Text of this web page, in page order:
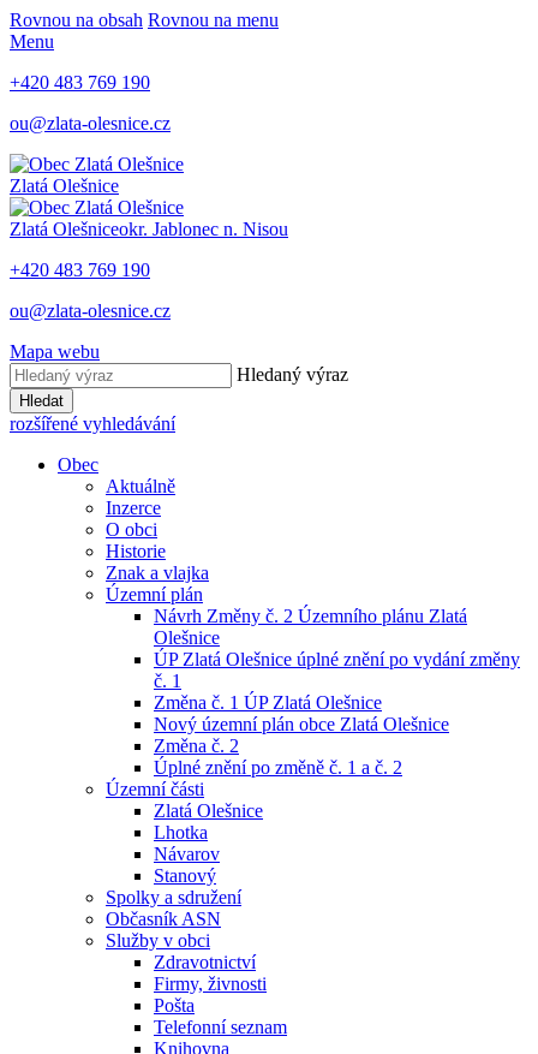
Rovnou na obsah Rovnou na menu
Menu
+420 483 769 190
ou@zlata-olesnice.cz
Zlatá Olešnice
Zlatá Olešniceokr. Jablonec n. Nisou
+420 483 769 190
ou@zlata-olesnice.cz
Mapa webu
Hledaný výraz
Hledat
rozšířené vyhledávání
Obec
Aktuálně
Inzerce
O obci
Historie
Znak a vlajka
Územní plán
Návrh Změny č. 2 Územního plánu Zlatá
Olešnice
ÚP Zlatá Olešnice úplné znění po vydání změny
č. 1
Změna č. 1 ÚP Zlatá Olešnice
Nový územní plán obce Zlatá Olešnice
Změna č. 2
Úplné znění po změně č. 1 a č. 2
Územní části
Zlatá Olešnice
Lhotka
Návarov
Stanový
Spolky a sdružení
Občasník ASN
Služby v obci
Zdravotnictví
Firmy, živnosti
Pošta
Telefonní seznam
Knihovna